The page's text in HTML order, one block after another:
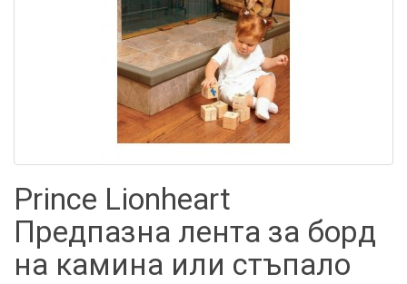
Prince Lionheart
Предпазна лента за борд
на камина или стъпало